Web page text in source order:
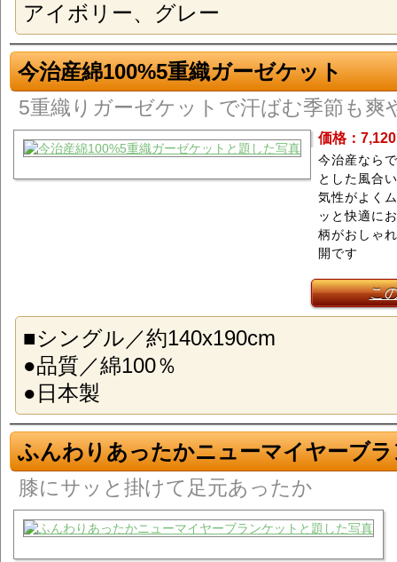
アイボリー、グレー
今治産綿100%5重織ガーゼケット
5重織りガーゼケットで汗ばむ季節も爽
価格：
今治産なら
とした風合
気性がよく
ッと快適に
柄がおしゃ
開です
こ
■シングル／約140x190cm
●品質／綿100％
●日本製
ふんわりあったかニューマイヤーブ
膝にサッと掛けて足元あったか